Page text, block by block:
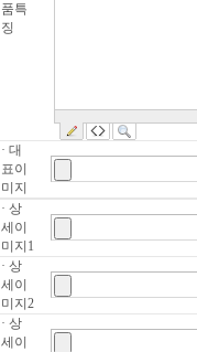
품특
징
· 대
표이
미지
· 상
세이
미지1
· 상
세이
미지2
· 상
세이